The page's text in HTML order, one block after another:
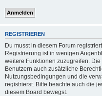
REGISTRIEREN
Du musst in diesem Forum
Registrierung ist in wenigen
weitere Funktionen zuzugreifen.
Benutzern auch zusätzliche
Nutzungsbedingungen und die
registrierst. Bitte beachte auch die
diesem Board bewegst.